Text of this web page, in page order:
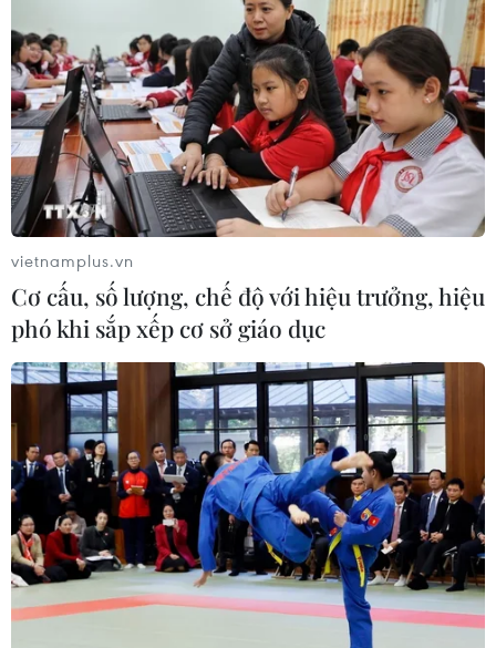
vietnamplus.vn
Cơ cấu, số lượng, chế độ với hiệu trưởng, hiệu
phó khi sắp xếp cơ sở giáo dục